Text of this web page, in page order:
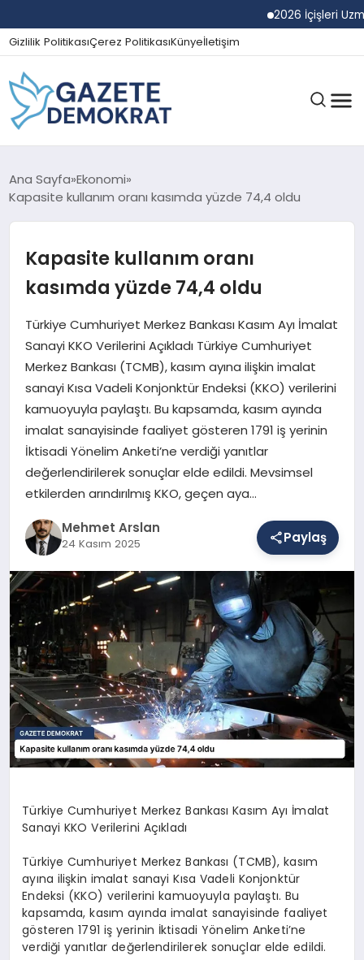
2026 İçişleri Uzman
Gizlilik PolitikasıÇerez PolitikasıKünyeİletişim
GÜNDEM
SPOR
MAGAZIN
SAĞLIK
EĞITIM
DÜNYA
YAŞAM
Ana Sayfa Ekonomi
Kapasite kullanım oranı kasımda yüzde 74,4 oldu
Kapasite kullanım oranı
kasımda yüzde 74,4 oldu
Türkiye Cumhuriyet Merkez Bankası Kasım Ayı İmalat
Sanayi KKO Verilerini Açıkladı Türkiye Cumhuriyet
Merkez Bankası (TCMB), kasım ayına ilişkin imalat
sanayi Kısa Vadeli Konjonktür Endeksi (KKO) verilerini
kamuoyuyla paylaştı. Bu kapsamda, kasım ayında
imalat sanayisinde faaliyet gösteren 1791 iş yerinin
İktisadi Yönelim Anketi’ne verdiği yanıtlar
değerlendirilerek sonuçlar elde edildi. Mevsimsel
etkilerden arındırılmış KKO, geçen aya…
Mehmet Arslan
24 Kasım 2025 Paylaş
Türkiye Cumhuriyet Merkez Bankası Kasım Ayı İmalat
Sanayi KKO Verilerini Açıkladı
Türkiye Cumhuriyet Merkez Bankası (TCMB), kasım
ayına ilişkin imalat sanayi Kısa Vadeli Konjonktür
Endeksi (KKO) verilerini kamuoyuyla paylaştı. Bu
kapsamda, kasım ayında imalat sanayisinde faaliyet
gösteren 1791 iş yerinin İktisadi Yönelim Anketi’ne
verdiği yanıtlar değerlendirilerek sonuçlar elde edildi.